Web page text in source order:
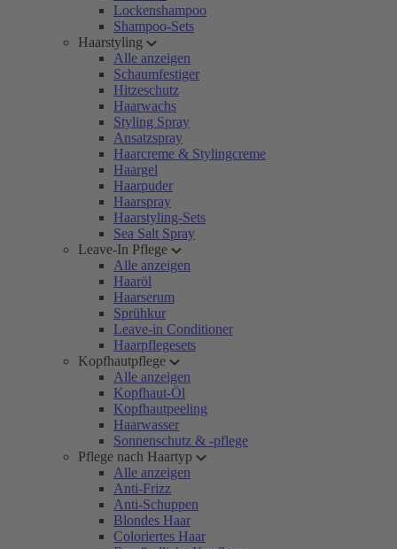
Lockenshampoo
Shampoo-Sets
Haarstyling
Alle anzeigen
Schaumfestiger
Hitzeschutz
Haarwachs
Styling Spray
Ansatzspray
Haarcreme & Stylingcreme
Haargel
Haarpuder
Haarspray
Haarstyling-Sets
Sea Salt Spray
Leave-In Pflege
Alle anzeigen
Haaröl
Haarserum
Sprühkur
Leave-in Conditioner
Haarpflegesets
Kopfhautpflege
Alle anzeigen
Kopfhaut-Öl
Kopfhautpeeling
Haarwasser
Sonnenschutz & -pflege
Pflege nach Haartyp
Alle anzeigen
Anti-Frizz
Anti-Schuppen
Blondes Haar
Coloriertes Haar